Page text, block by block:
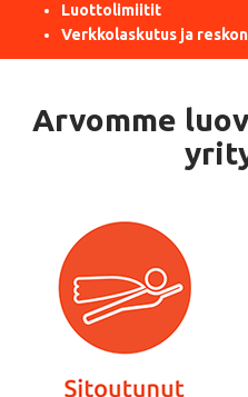
Luottolimiitit
Verkkolaskutus ja
Arvomme